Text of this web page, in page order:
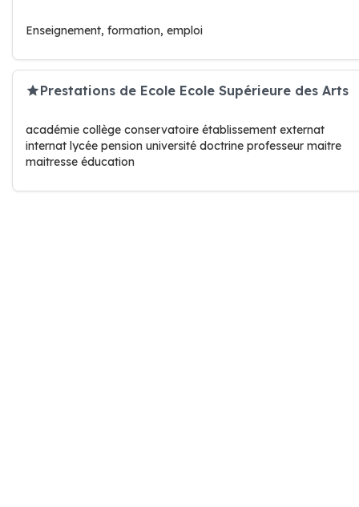
Enseignement, formation, emploi
Prestations de Ecole Ecole Supérieure des Arts
académie collège conservatoire établissement externat
internat lycée pension université doctrine professeur maitre
maitresse éducation